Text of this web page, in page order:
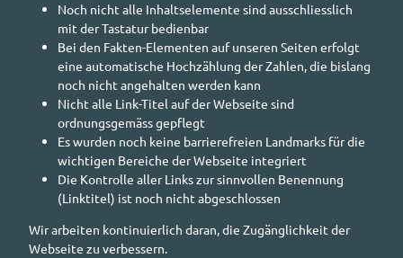
Noch nicht alle Inhaltselemente sind ausschliesslich
mit der Tastatur bedienbar
Bei den Fakten-Elementen auf unseren Seiten erfolgt
eine automatische Hochzählung der Zahlen, die bislang
noch nicht angehalten werden kann
Nicht alle Link-Titel auf der Webseite sind
ordnungsgemäss gepflegt
Es wurden noch keine barrierefreien Landmarks für die
wichtigen Bereiche der Webseite integriert
Die Kontrolle aller Links zur sinnvollen Benennung
(Linktitel) ist noch nicht abgeschlossen
Wir arbeiten kontinuierlich daran, die Zugänglichkeit der
Webseite zu verbessern.